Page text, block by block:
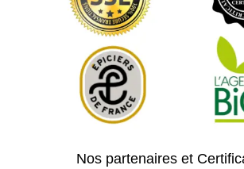
Nos partenaires et